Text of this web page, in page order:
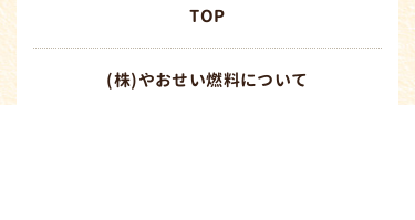
TOP
(株)やおせい燃料について